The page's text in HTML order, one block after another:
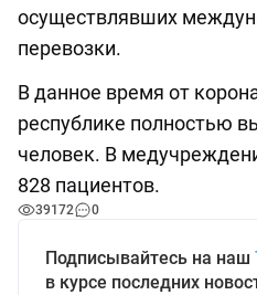
осуществлявших
перевозки.
В данное время от
республике полностью
человек. В
828 пациентов.
39172 0
Подписывайтесь на наш
в курсе последних